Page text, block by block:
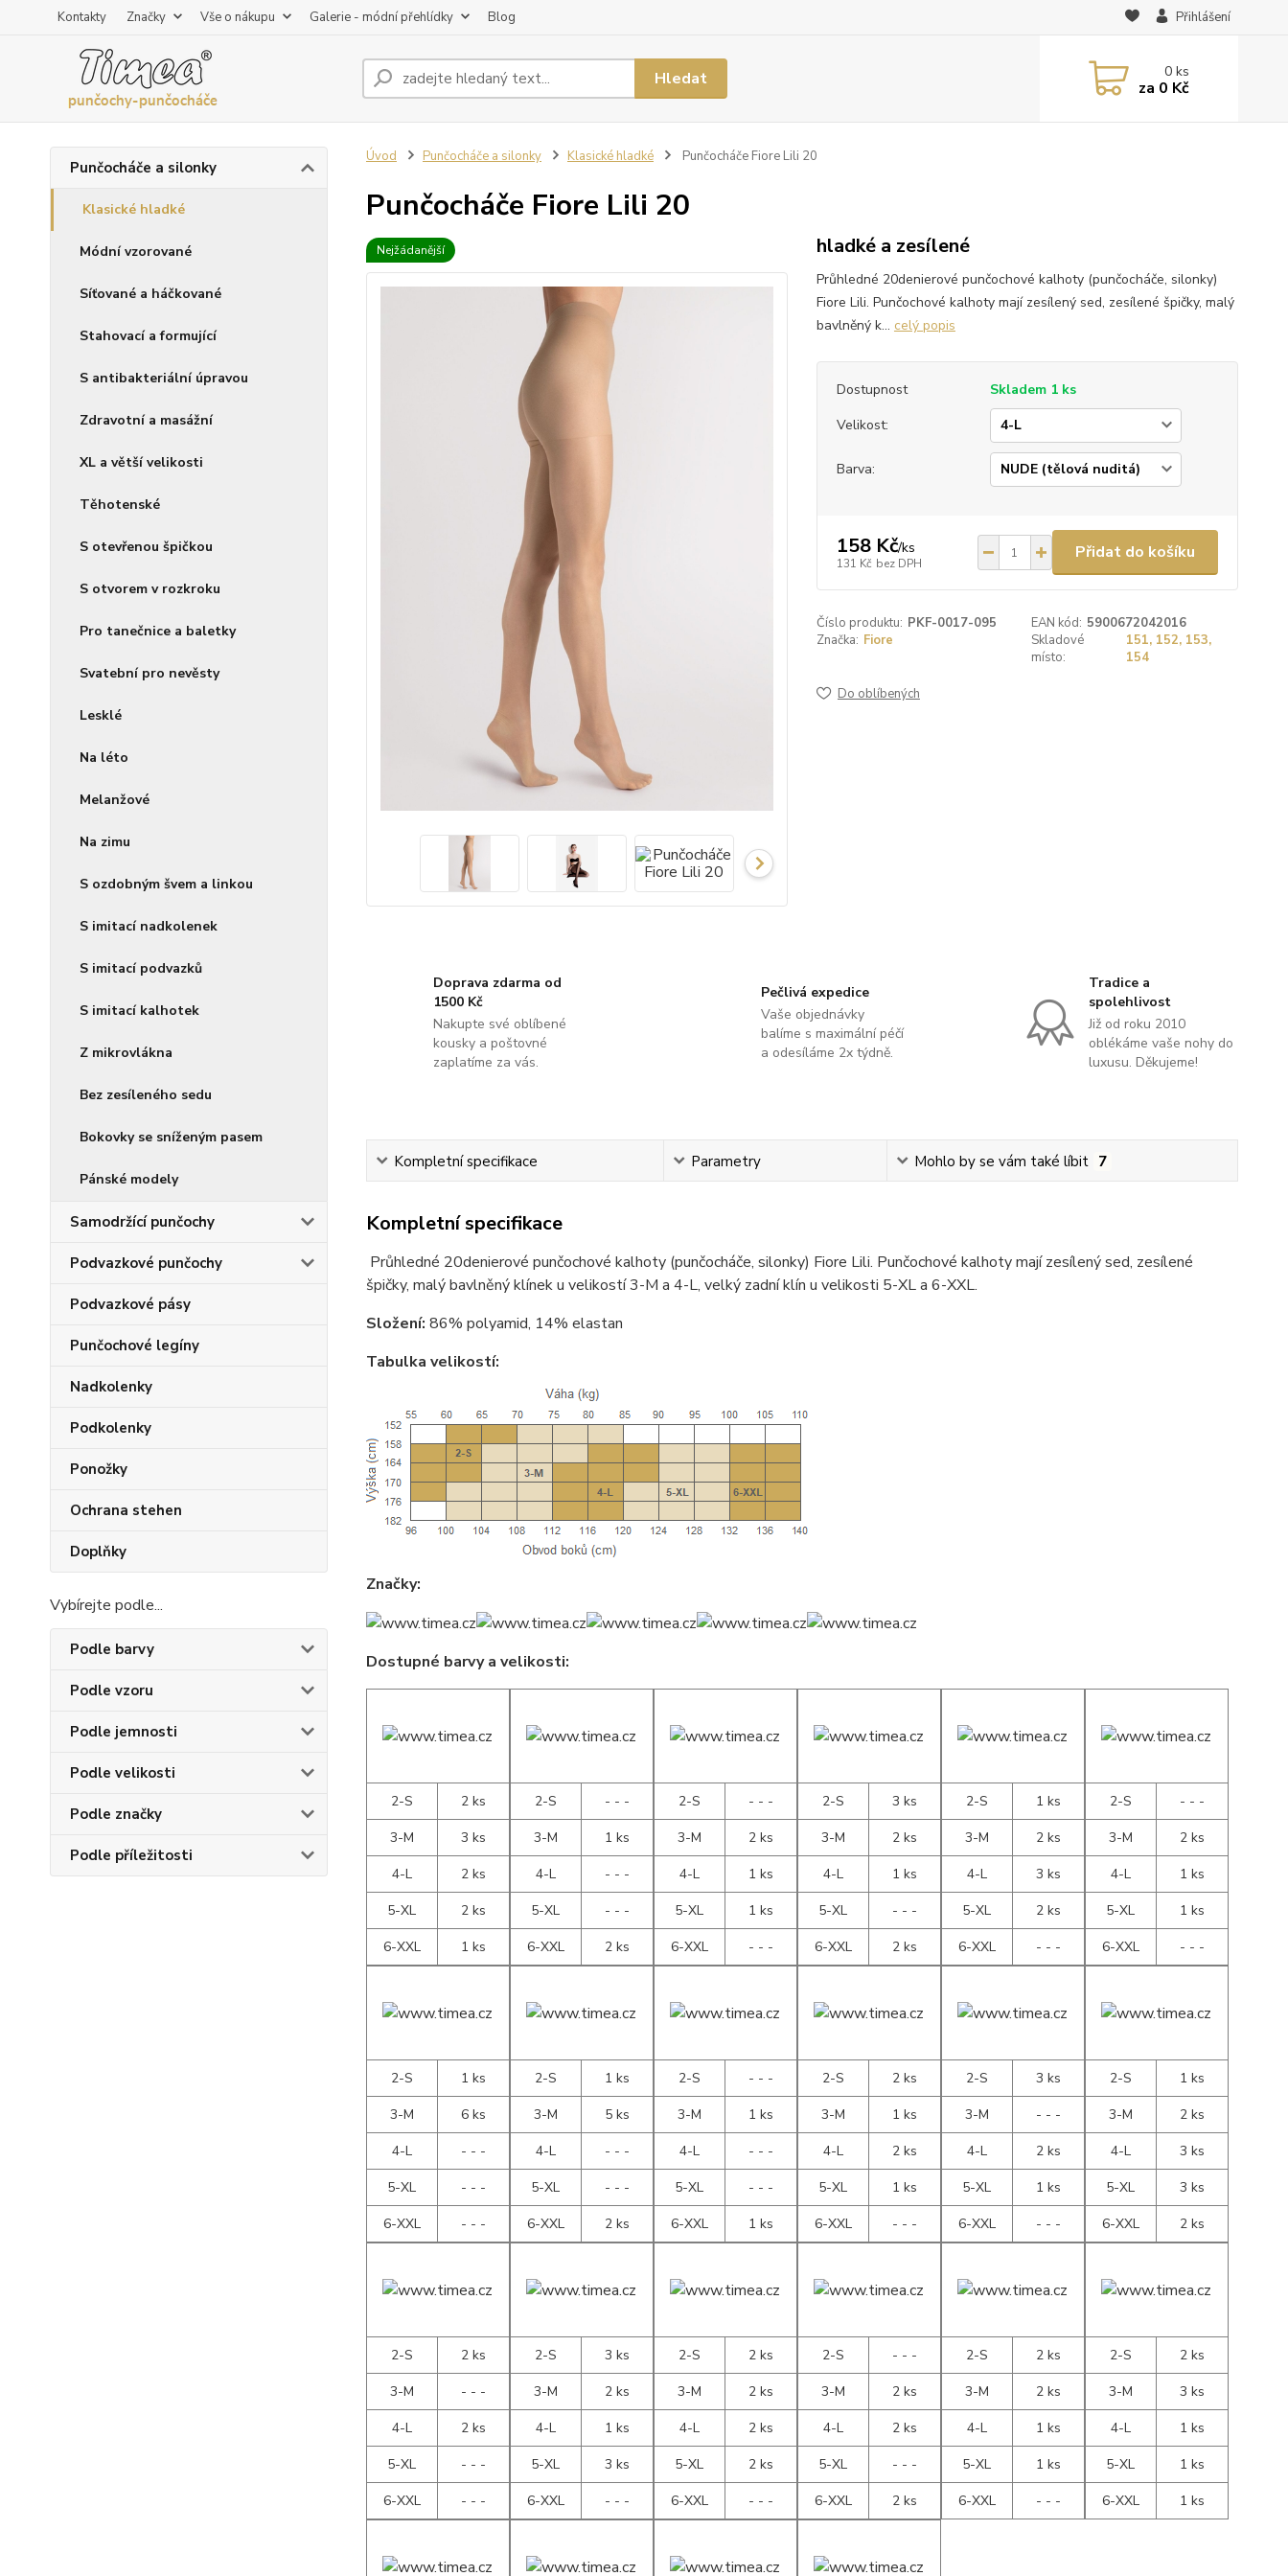
Kontakty Značky Vše o nákupu Galerie - módní přehlídky Blog Přihlášení
Hledat 0ks
za 0 Kč
Punčocháče a silonky
Klasické hladké
Módní vzorované
Síťované a háčkované
Stahovací a formující
S antibakteriální úpravou
Zdravotní a masážní
XL a větší velikosti
Těhotenské
S otevřenou špičkou
S otvorem v rozkroku
Pro tanečnice a baletky
Svatební pro nevěsty
Lesklé
Na léto
Melanžové
Na zimu
S ozdobným švem a linkou
S imitací nadkolenek
S imitací podvazků
S imitací kalhotek
Z mikrovlákna
Bez zesíleného sedu
Bokovky se sníženým pasem
Pánské modely
Samodržící punčochy
Podvazkové punčochy
Podvazkové pásy
Punčochové legíny
Nadkolenky
Podkolenky
Ponožky
Ochrana stehen
Doplňky
Vybírejte podle...
Podle barvy
Podle vzoru
Podle jemnosti
Podle velikosti
Podle značky
Podle příležitosti
Úvod Punčocháče a silonky Klasické hladké Punčocháče Fiore Lili 20
Punčocháče Fiore Lili 20
Nejžádanější hladké a zesílené
Průhledné 20denierové punčochové kalhoty (punčocháče, silonky)
Fiore Lili. Punčochové kalhoty mají zesílený sed, zesílené špičky, malý
bavlněný k... celý popis
Dostupnost
Skladem 1 ks
Velikost:
Barva:
158 Kč/ks
131 Kč bez DPH
Přidat do košíku
Číslo produktu: PKF-0017-095 EAN kód: 5900672042016
Značka: Fiore
Skladové
místo:
151, 152, 153,
154
Do oblíbených
Doprava zdarma od
1500 Kč
Nakupte své oblíbené
kousky a poštovné
zaplatíme za vás.
Pečlivá expedice
Vaše objednávky
balíme s maximální péčí
a odesíláme 2x týdně.
Tradice a
spolehlivost
Již od roku 2010
oblékáme vaše nohy do
luxusu. Děkujeme!
Kompletní specifikace Parametry Mohlo by se vám také líbit 7
Kompletní specifikace
Průhledné 20denierové punčochové kalhoty (punčocháče, silonky) Fiore Lili. Punčochové kalhoty mají zesílený sed, zesílené
špičky, malý bavlněný klínek u velikostí 3-M a 4-L, velký zadní klín u velikosti 5-XL a 6-XXL.
Složení: 86% polyamid, 14% elastan
Tabulka velikostí:
Značky:
Dostupné barvy a velikosti:
2-S
2 ks
3-M
3 ks
4-L
2 ks
5-XL
2 ks
6-XXL
1 ks
2-S
- - -
3-M
1 ks
4-L
- - -
5-XL
- - -
6-XXL
2 ks
2-S
- - -
3-M
2 ks
4-L
1 ks
5-XL
1 ks
6-XXL
- - -
2-S
3 ks
3-M
2 ks
4-L
1 ks
5-XL
- - -
6-XXL
2 ks
2-S
1 ks
3-M
2 ks
4-L
3 ks
5-XL
2 ks
6-XXL
- - -
2-S
- - -
3-M
2 ks
4-L
1 ks
5-XL
1 ks
6-XXL
- - -
2-S
1 ks
3-M
6 ks
4-L
- - -
5-XL
- - -
6-XXL
- - -
2-S
1 ks
3-M
5 ks
4-L
- - -
5-XL
- - -
6-XXL
2 ks
2-S
- - -
3-M
1 ks
4-L
- - -
5-XL
- - -
6-XXL
1 ks
2-S
2 ks
3-M
1 ks
4-L
2 ks
5-XL
1 ks
6-XXL
- - -
2-S
3 ks
3-M
- - -
4-L
2 ks
5-XL
1 ks
6-XXL
- - -
2-S
1 ks
3-M
2 ks
4-L
3 ks
5-XL
3 ks
6-XXL
2 ks
2-S
2 ks
3-M
- - -
4-L
2 ks
5-XL
- - -
6-XXL
- - -
2-S
3 ks
3-M
2 ks
4-L
1 ks
5-XL
3 ks
6-XXL
- - -
2-S
2 ks
3-M
2 ks
4-L
2 ks
5-XL
2 ks
6-XXL
- - -
2-S
- - -
3-M
2 ks
4-L
2 ks
5-XL
- - -
6-XXL
2 ks
2-S
2 ks
3-M
2 ks
4-L
1 ks
5-XL
1 ks
6-XXL
- - -
2-S
2 ks
3-M
3 ks
4-L
1 ks
5-XL
1 ks
6-XXL
1 ks